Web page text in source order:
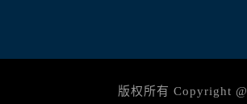
版权所有 Copyright @